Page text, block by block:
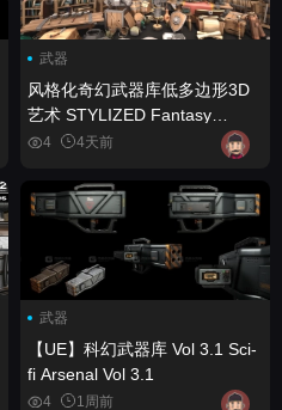
武器
风格化奇幻武器库低多边形3D
艺术 STYLIZED Fantasy
Armory - Low Poly 3D Art
4 4天前
武器
【UE】科幻武器库 Vol 3.1 Sci-
fi Arsenal Vol 3.1
4 1周前